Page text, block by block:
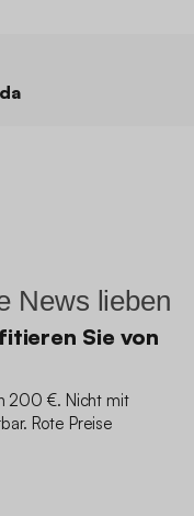
News lieben
Sie von
200 €. Nicht mit
Rote Preise